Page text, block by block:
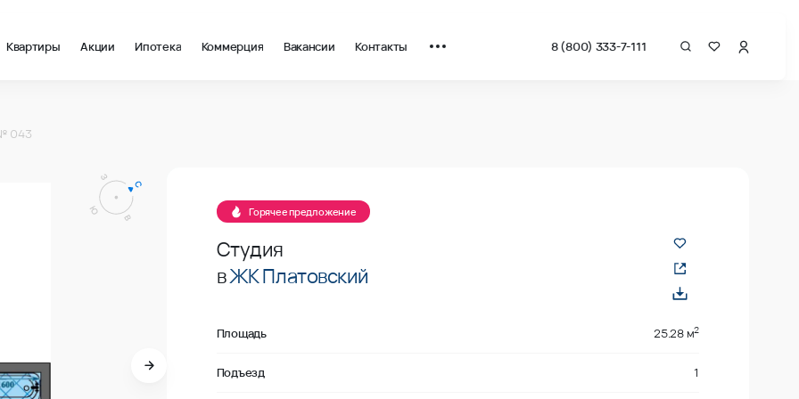
Квартиры Акции Ипотека Коммерция Вакансии Контакты 8 (800) 333-7-111
043
Горячее предложение
Студия
вЖК Платовский
Площадь 25.28 м2
Подъезд 1